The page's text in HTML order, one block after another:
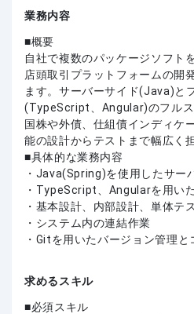
業務内容
■概要
自社で複数のパッケージソフト
店頭取引プラットフォームの開
ます。サーバーサイド(Java)と
(TypeScript、Angular)のフル
国株や外債、仕組債インディケ
能の設計からテストまで幅広く
■具体的な業務内容
・Java(Spring)を使用したサー
・TypeScript、Angularを用い
・基本設計、内部設計、単体テ
・システム内の連結作業
・Gitを用いたバージョン管理と
求めるスキル
必須スキル